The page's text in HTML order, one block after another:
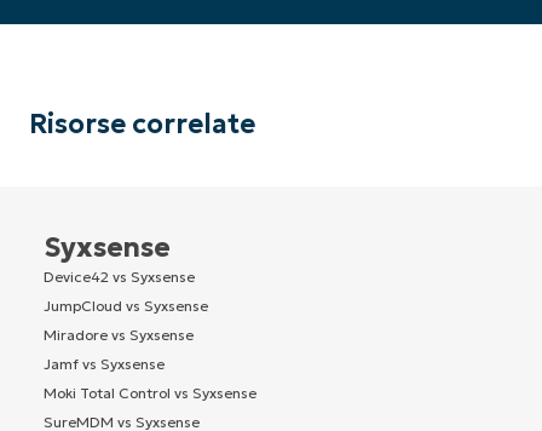
Risorse correlate
Syxsense
Device42 vs Syxsense
JumpCloud vs Syxsense
Miradore vs Syxsense
Jamf vs Syxsense
Moki Total Control vs Syxsense
SureMDM vs Syxsense